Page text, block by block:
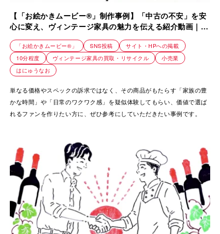
【「お絵かきムービー®」制作事例】「中古の不安」を安
心に変え、ヴィンテージ家具の魅力を伝える紹介動画｜株
式会社Loop
「お絵かきムービー®」 SNS投稿
サイト・HPへの掲載
10分程度
ヴィンテージ家具の買取・リサイクル
小売業
はにゅうなお
単なる価格やスペックの訴求ではなく、その商品がもたらす「家族の豊
かな時間」や「日常のワクワク感」を疑似体験してもらい、価値で選ば
れるファンを作りたい方に、ぜひ参考にしていただきたい事例です。